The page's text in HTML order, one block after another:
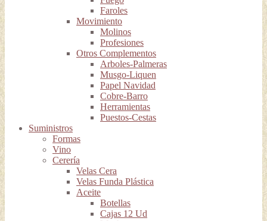
Faroles
Movimiento
Molinos
Profesiones
Otros Complementos
Arboles-Palmeras
Musgo-Liquen
Papel Navidad
Cobre-Barro
Herramientas
Puestos-Cestas
Suministros
Formas
Vino
Cerería
Velas Cera
Velas Funda Plástica
Aceite
Botellas
Cajas 12 Ud